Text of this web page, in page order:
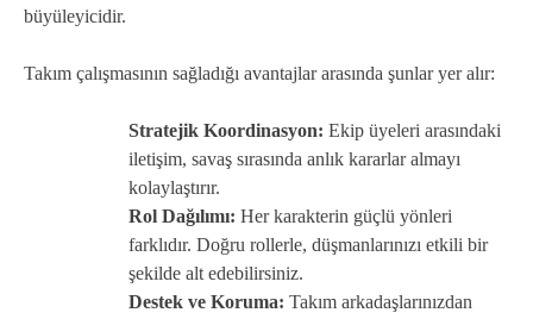
büyüleyicidir.
Takım çalışmasının sağladığı avantajlar arasında şunlar yer alır:
Stratejik Koordinasyon: Ekip üyeleri arasındaki
iletişim, savaş sırasında anlık kararlar almayı
kolaylaştırır.
Rol Dağılımı: Her karakterin güçlü yönleri
farklıdır. Doğru rollerle, düşmanlarınızı etkili bir
şekilde alt edebilirsiniz.
Destek ve Koruma: Takım arkadaşlarınızdan